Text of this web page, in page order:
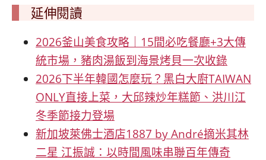
延伸閱讀
2026釜山美食攻略｜15間必吃餐廳+3大傳
統市場，豬肉湯飯到海景烤貝一次收錄
2026下半年韓國怎麼玩？黑白大廚TAIWAN
ONLY直接上菜，大邱辣炒年糕節、洪川江
冬季節接力登場
新加坡萊佛士酒店1887 by André摘米其林
二星 江振誠：以時間風味串聯百年傳奇